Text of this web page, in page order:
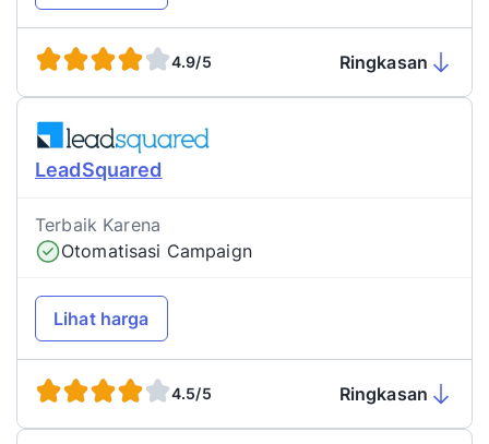
4.9/5 Ringkasan
LeadSquared
Terbaik Karena
Otomatisasi Campaign
Lihat harga
4.5/5 Ringkasan